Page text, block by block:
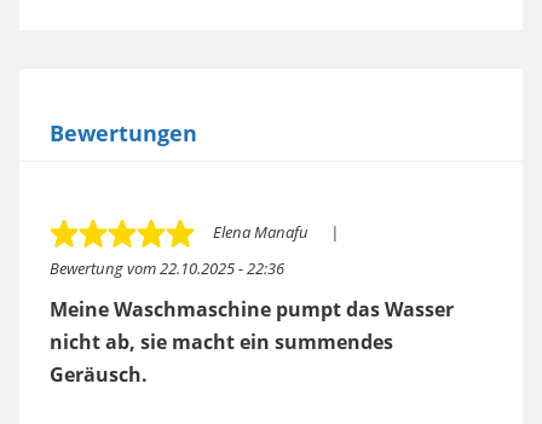
Bewertungen
Bewertung vom22.10.2025 - 22:36
Elena Manafu
Meine Waschmaschine pumpt das Wasser
nicht ab, sie macht ein summendes
Geräusch.